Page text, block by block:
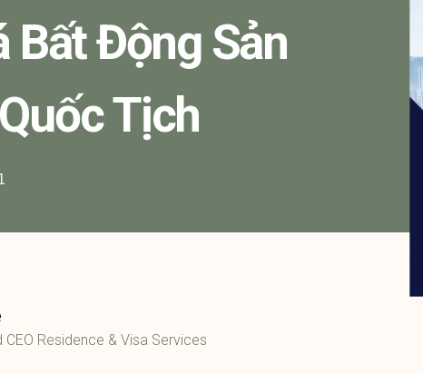
Bất Động Sản
Tịch
CEO Residence & Visa Services